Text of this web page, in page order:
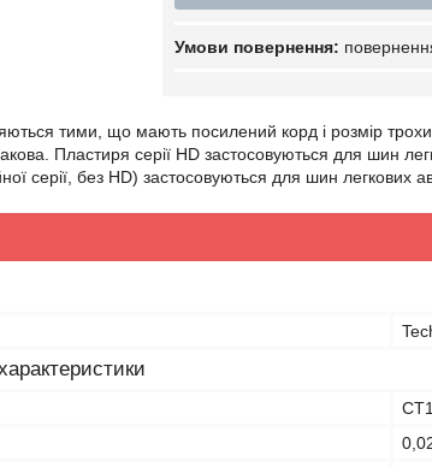
тими, що мають посилений корд і розмір
Пластиря серії HD застосовуються для шин
серії, без HD) застосовуються для шин легкових